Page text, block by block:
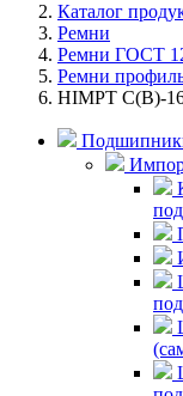
Каталог
Ремни
Ремни ГОСТ
Ремни
HIMPT С(В)-